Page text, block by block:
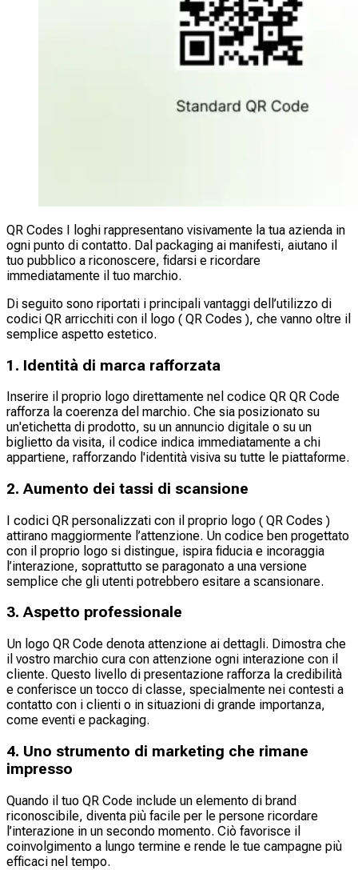
QR Codes I loghi rappresentano visivamente la tua azienda in
ogni punto di contatto. Dal packaging ai manifesti, aiutano il
tuo pubblico a riconoscere, fidarsi e ricordare
immediatamente il tuo marchio.
Di seguito sono riportati i principali vantaggi dell’utilizzo di
codici QR arricchiti con il logo ( QR Codes ), che vanno oltre il
semplice aspetto estetico.
1. Identità di marca rafforzata
Inserire il proprio logo direttamente nel codice QR QR Code
rafforza la coerenza del marchio. Che sia posizionato su
un'etichetta di prodotto, su un annuncio digitale o su un
biglietto da visita, il codice indica immediatamente a chi
appartiene, rafforzando l'identità visiva su tutte le piattaforme.
2. Aumento dei tassi di scansione
I codici QR personalizzati con il proprio logo ( QR Codes )
attirano maggiormente l’attenzione. Un codice ben progettato
con il proprio logo si distingue, ispira fiducia e incoraggia
l’interazione, soprattutto se paragonato a una versione
semplice che gli utenti potrebbero esitare a scansionare.
3. Aspetto professionale
Un logo QR Code denota attenzione ai dettagli. Dimostra che
il vostro marchio cura con attenzione ogni interazione con il
cliente. Questo livello di presentazione rafforza la credibilità
e conferisce un tocco di classe, specialmente nei contesti a
contatto con i clienti o in situazioni di grande importanza,
come eventi e packaging.
4. Uno strumento di marketing che rimane
impresso
Quando il tuo QR Code include un elemento di brand
riconoscibile, diventa più facile per le persone ricordare
l’interazione in un secondo momento. Ciò favorisce il
coinvolgimento a lungo termine e rende le tue campagne più
efficaci nel tempo.